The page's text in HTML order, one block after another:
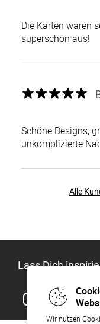
Wir nutzen
Die Karten waren
superschön aus!
Schöne Designs,
unkomplizierte
Alle
Lass Dich